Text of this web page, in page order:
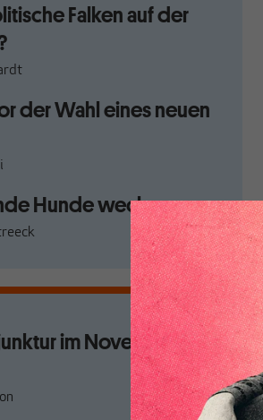
Falken auf der
der Wahl eines neuen
Hunde wecken
im November 2021